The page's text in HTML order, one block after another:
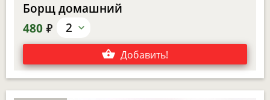
Борщ домашний
480 е 2
Добавить!